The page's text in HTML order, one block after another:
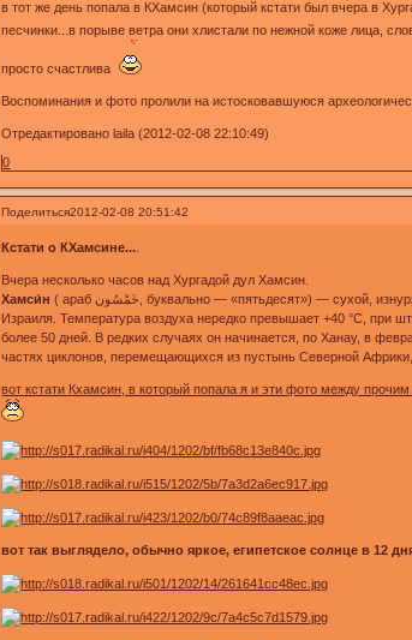
в тот же день попала в КХамсин (который кстати был вчера в
песчинки...в порыве ветра они хлистали по нежной коже лица,
просто счастлива
Воспоминания и фото пролили на истосковавшуюся
Отредактировано laila (2012-02-08 22:10:49)
0
Поделиться2012-02-08 20:51:42
Кстати о КХамсине....
Вчера несколько часов над Хургадой дул Хамсин.
Хамси́н ( араб خَمْسُون‎‎, буквально — «пятьдесят») — сухой, изнуряюще жаркий местный ветер южных направлений на северо-востоке Африки ( Египет, Судан) и в странах Ближнего Востока (см. Климат
Израиля. Температура воздуха нередко превышает +40 °С, при
более 50 дней. В редких случаях он начинается, по Ханау, в
частях циклонов, перемещающихся из пустынь Северной
вот кстати Кхамсин, в который попала я и эти фото между
вот так выглядело, обычно яркое, египетское солнце в 12